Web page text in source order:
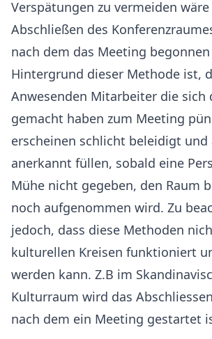
Verspätungen zu vermeiden wäre
Abschließen des
nach dem das Meeting
Hintergrund dieser Methode ist,
Anwesenden Mitarbeiter die sich
gemacht haben zum Meeting
erscheinen schlicht beleidigt und
anerkannt füllen, sobald eine
Mühe nicht gegeben, den Raum
noch aufgenommen wird. Zu
jedoch, dass diese Methoden
kulturellen Kreisen funktioniert
werden kann. Z.B im
Kulturraum wird das
nach dem ein Meeting gestartet